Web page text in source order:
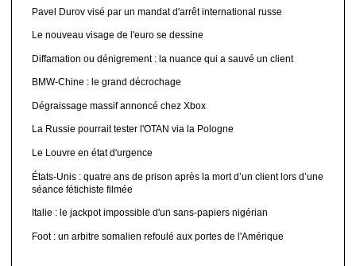
Pavel Durov visé par un mandat d'arrêt international russe
Le nouveau visage de l'euro se dessine
Diffamation ou dénigrement : la nuance qui a sauvé un client
BMW-Chine : le grand décrochage
Dégraissage massif annoncé chez Xbox
La Russie pourrait tester l'OTAN via la Pologne
Le Louvre en état d'urgence
États-Unis : quatre ans de prison après la mort d’un client lors d’une
séance fétichiste filmée
Italie : le jackpot impossible d'un sans-papiers nigérian
Foot : un arbitre somalien refoulé aux portes de l'Amérique